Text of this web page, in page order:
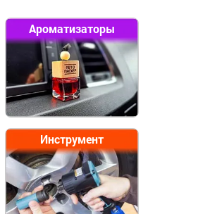
Ароматизаторы
Инструмент